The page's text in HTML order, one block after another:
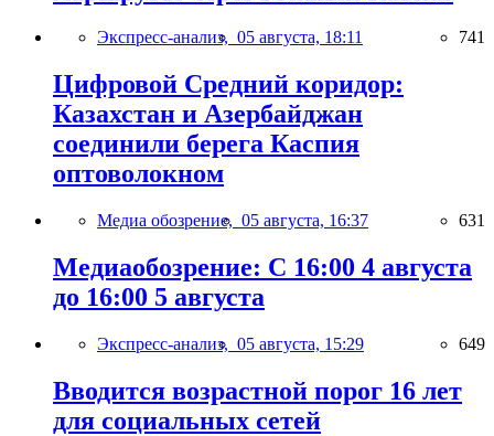
Экспресс-анализ, 05 августа, 18:11 741
Цифровой Средний коридор:
Казахстан и Азербайджан
соединили берега Каспия
оптоволокном
Медиа обозрение, 05 августа, 16:37 631
Медиаобозрение: С 16:00 4 августа
до 16:00 5 августа
Экспресс-анализ, 05 августа, 15:29 649
Вводится возрастной порог 16 лет
для социальных сетей